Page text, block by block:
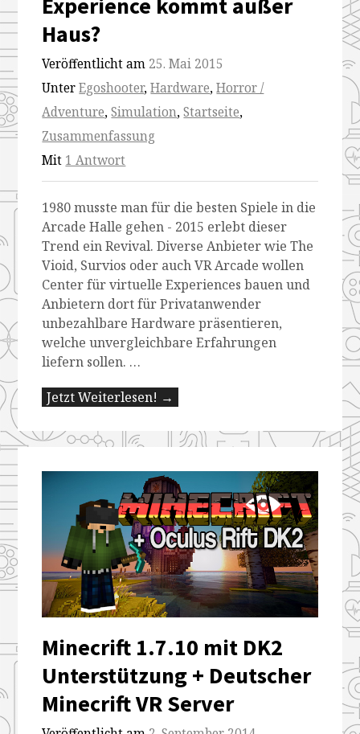
Experience kommt außer
Haus?
Veröffentlicht am 25. Mai 2015
UnterEgoshooter,Hardware,Horror /
Adventure,Simulation,Startseite,
Zusammenfassung
Mit 1 Antwort
1980 musste man für die besten Spiele in die
Arcade Halle gehen - 2015 erlebt dieser
Trend ein Revival. Diverse Anbieter wie The
Vioid, Survios oder auch VR Arcade wollen
Center für virtuelle Experiences bauen und
Anbietern dort für Privatanwender
unbezahlbare Hardware präsentieren,
welche unvergleichbare Erfahrungen
liefern sollen. …
Jetzt Weiterlesen! →
Minecrift 1.7.10 mit DK2
Unterstützung + Deutscher
Minecrift VR Server